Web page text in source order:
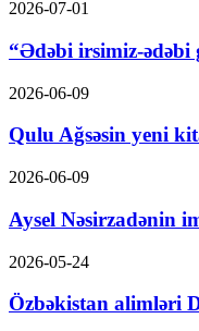
2026-07-01
“Ədəbi irsimiz-ədəbi
2026-06-09
Qulu Ağsəsin yeni
2026-06-09
Aysel Nəsirzadənin
2026-05-24
Özbəkistan alimləri